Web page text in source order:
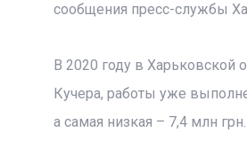
сообщения пресс-службы
В 2020 году в Харьковской
Кучера, работы уже
а самая низкая – 7,4 млн